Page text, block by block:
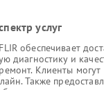
услуг
обеспечивает
диагностику и
Клиенты могут
Также